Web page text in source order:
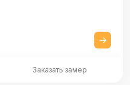
Заказать замер